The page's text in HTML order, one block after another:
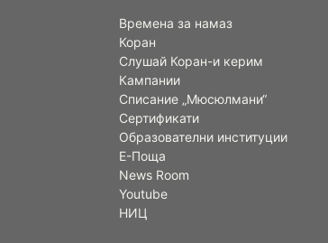
Времена за намаз
Коран
Слушай Коран-и керим
Кампании
Списание „Мюсюлмани“
Сертификати
Образователни институции
Е-Поща
News Room
Youtube
НИЦ